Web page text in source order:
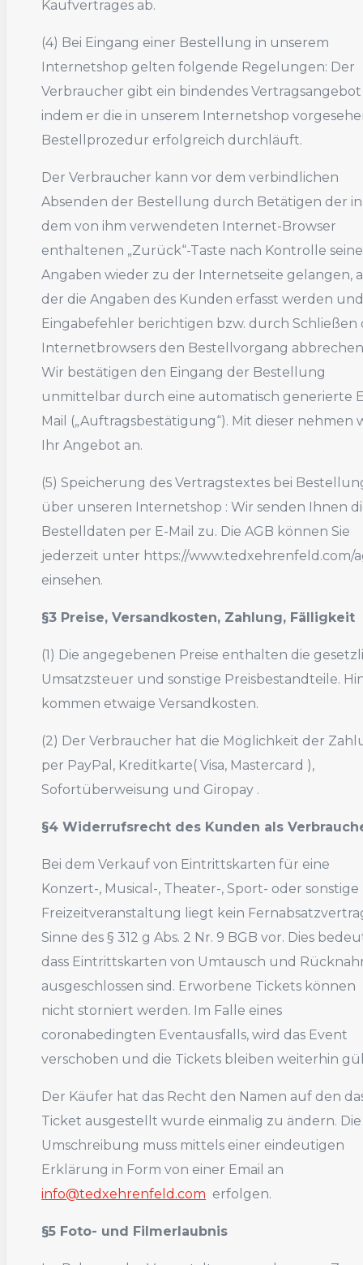
Kaufvertrages ab.
(4) Bei Eingang einer Bestellung in unserem
Internetshop gelten folgende Regelungen: Der
Verbraucher gibt ein bindendes Vertragsangebot
indem er die in unserem Internetshop
Bestellprozedur erfolgreich durchläuft.
Der Verbraucher kann vor dem verbindlichen
Absenden der Bestellung durch Betätigen der in
dem von ihm verwendeten Internet-Browser
enthaltenen „Zurück“-Taste nach Kontrolle
Angaben wieder zu der Internetseite gelangen,
der die Angaben des Kunden erfasst werden
Eingabefehler berichtigen bzw. durch Schließen
Internetbrowsers den Bestellvorgang
Wir bestätigen den Eingang der Bestellung
unmittelbar durch eine automatisch generierte
Mail („Auftragsbestätigung“). Mit dieser nehmen
Ihr Angebot an.
(5) Speicherung des Vertragstextes bei
über unseren Internetshop : Wir senden Ihnen
Bestelldaten per E-Mail zu. Die AGB können Sie
jederzeit unter https://www.tedxehrenfeld.com/
einsehen.
§3 Preise, Versandkosten, Zahlung, Fälligkeit
(1) Die angegebenen Preise enthalten die
Umsatzsteuer und sonstige Preisbestandteile.
kommen etwaige Versandkosten.
(2) Der Verbraucher hat die Möglichkeit der
per PayPal, Kreditkarte( Visa, Mastercard ),
Sofortüberweisung und Giropay .
§4 Widerrufsrecht des Kunden als
Bei dem Verkauf von Eintrittskarten für eine
Konzert-, Musical-, Theater-, Sport- oder sonstige
Freizeitveranstaltung liegt kein
Sinne des § 312 g Abs. 2 Nr. 9 BGB vor. Dies
dass Eintrittskarten von Umtausch und
ausgeschlossen sind. Erworbene Tickets können
nicht storniert werden. Im Falle eines
coronabedingten Eventausfalls, wird das Event
verschoben und die Tickets bleiben weiterhin
Der Käufer hat das Recht den Namen auf den
Ticket ausgestellt wurde einmalig zu ändern. Die
Umschreibung muss mittels einer eindeutigen
Erklärung in Form von einer Email an
info@tedxehrenfeld.com erfolgen.
§5 Foto- und Filmerlaubnis